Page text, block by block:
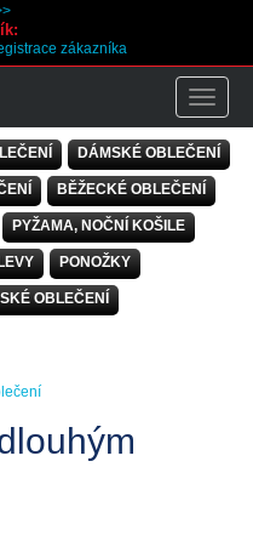
zákazníka
DÁMSKÉ OBLEČENÍ
BĚŽECKÉ OBLEČENÍ
PYŽAMA, NOČNÍ KOŠILE
PONOŽKY
OBLEČENÍ